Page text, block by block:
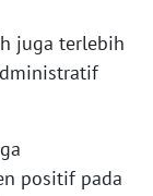
juga terlebih
positif pada